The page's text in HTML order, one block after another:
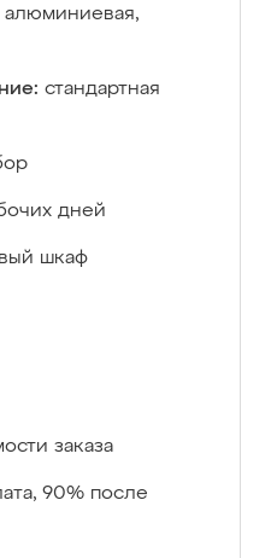
алюминиевая,
стандартная
дней
шкаф
заказа
90% после